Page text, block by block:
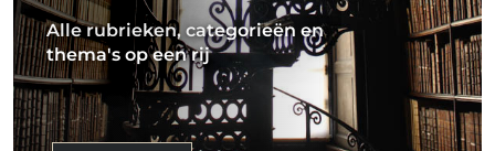
Alle rubrieken, categorieën en
thema's op een rij